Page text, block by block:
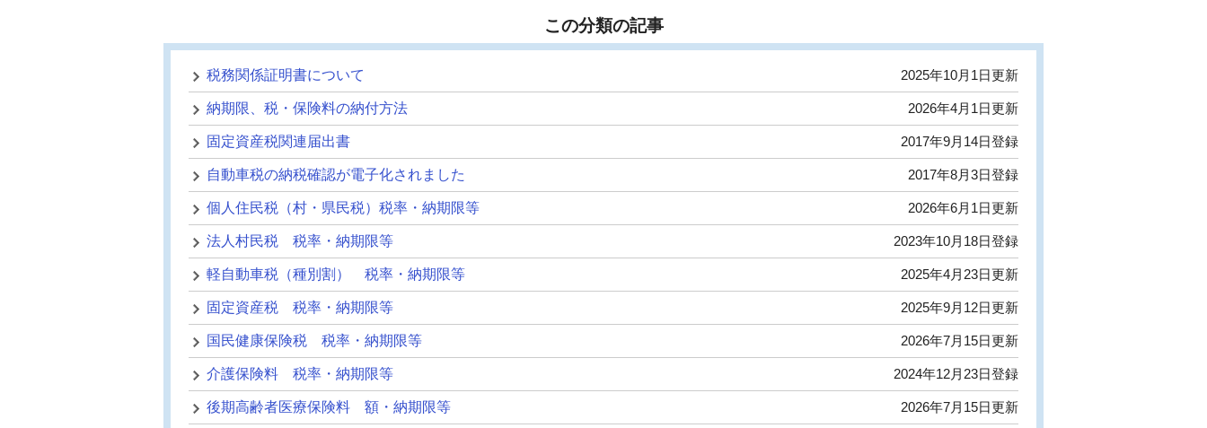
この分類の記事
税務関係証明書について 2025年10月1日更新
納期限、税・保険料の納付方法 2026年4月1日更新
固定資産税関連届出書 2017年9月14日登録
自動車税の納税確認が電子化されました 2017年8月3日登録
個人住民税（村・県民税）税率・納期限等 2026年6月1日更新
法人村民税 税率・納期限等 2023年10月18日登録
軽自動車税（種別割） 税率・納期限等 2025年4月23日更新
固定資産税 税率・納期限等 2025年9月12日更新
国民健康保険税 税率・納期限等 2026年7月15日更新
介護保険料 税率・納期限等 2024年12月23日登録
後期高齢者医療保険料 額・納期限等 2026年7月15日更新